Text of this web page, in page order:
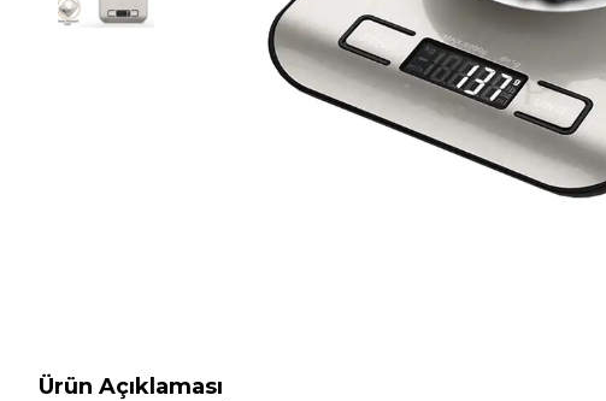
Ürün Açıklaması